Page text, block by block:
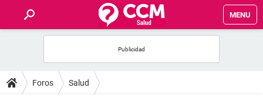
MENU
FOROS
Foros Salud